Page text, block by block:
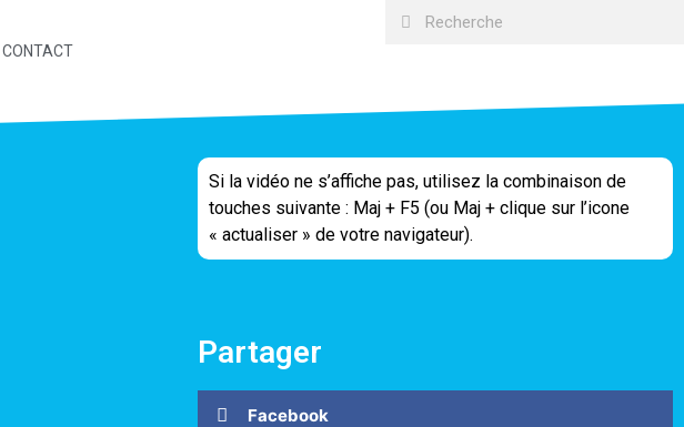
CONTACT
Si la vidéo ne s’affiche pas, utilisez la combinaison de
touches suivante : Maj + F5 (ou Maj + clique sur l’icone
« actualiser » de votre navigateur).
Partager
Facebook